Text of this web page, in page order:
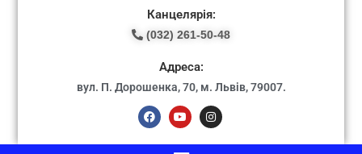
Канцелярія:
(032) 261-50-48
Адреса:
вул. П. Дорошенка, 70, м. Львів, 79007.